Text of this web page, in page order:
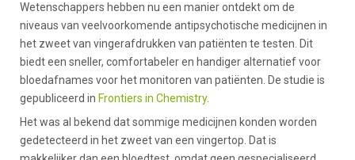
Wetenschappers hebben nu een manier ontdekt om de
niveaus van veelvoorkomende antipsychotische medicijnen in
het zweet van vingerafdrukken van patiënten te testen. Dit
biedt een sneller, comfortabeler en handiger alternatief voor
bloedafnames voor het monitoren van patiënten. De studie is
gepubliceerd in Frontiers in Chemistry.
Het was al bekend dat sommige medicijnen konden worden
gedetecteerd in het zweet van een vingertop. Dat is